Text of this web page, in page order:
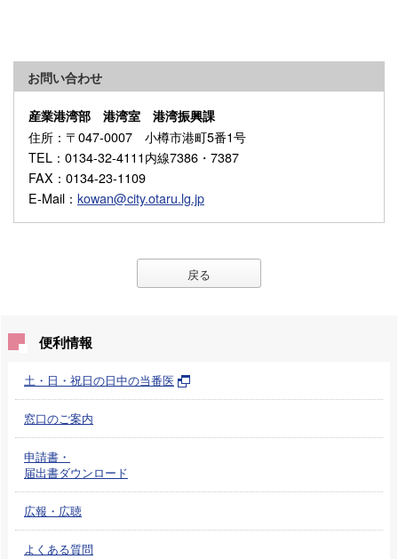
お問い合わせ
産業港湾部 港湾室 港湾振興課
住所 ：〒047-0007 小樽市港町5番1号
TEL ：0134-32-4111内線7386・7387
FAX ：0134-23-1109
E-Mail ： kowan@city.otaru.lg.jp
戻る
便利情報
土・日・祝日の日中の当番医
窓口のご案内
申請書・
届出書ダウンロード
広報・広聴
よくある質問